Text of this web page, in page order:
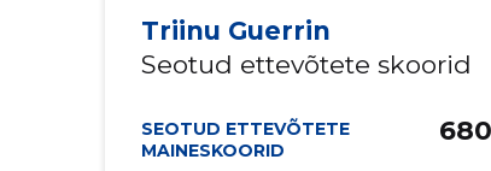
Triinu Guerrin
Seotud ettevõtete skoorid
SEOTUD ETTEVÕTETE
MAINESKOORID
680